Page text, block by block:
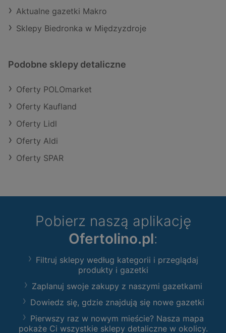
Aktualne gazetki Makro
Sklepy Biedronka w Międzyzdroje
Podobne sklepy detaliczne
Oferty POLOmarket
Oferty Kaufland
Oferty Lidl
Oferty Aldi
Oferty SPAR
Pobierz naszą aplikację
Ofertolino.pl:
Filtruj sklepy według kategorii i przeglądaj
produkty i gazetki
Zaplanuj swoje zakupy z naszymi gazetkami
Dowiedz się, gdzie znajdują się nowe gazetki
Pierwszy raz w nowym mieście? Nasza mapa
pokaże Ci wszystkie sklepy detaliczne w okolicy.